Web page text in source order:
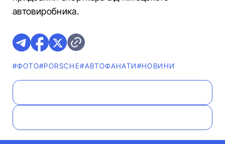
автовиробника.
#ФОТО#PORSCHE#АВТОФАНАТИ#НОВИНИ